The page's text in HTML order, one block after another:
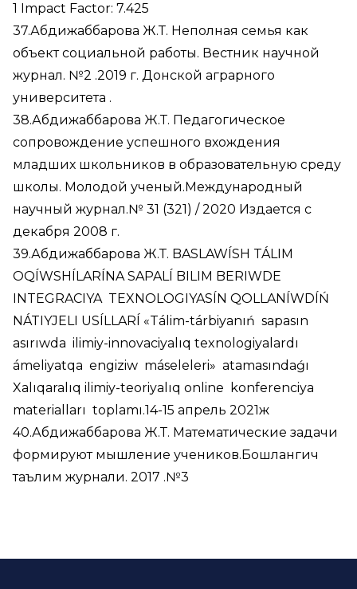
1 Impact Factor: 7.425
37.Абдижаббарова Ж.Т. Неполная семья как
объект социальной работы. Вестник научной
журнал. №2 .2019 г. Донской аграрного
университета .
38.Абдижаббарова Ж.Т. Педагогическое
сопровождение успешного вхождения
младших школьников в образовательную среду
школы. Молодой ученый.Международный
научный журнал.№ 31 (321) / 2020 Издается с
декабря 2008 г.
39.Абдижаббарова Ж.Т. BASLAWÍSH TÁLIM
OQÍWSHÍLARÍNA SAPALÍ BILIM BERIWDE
INTEGRACIYA TEXNOLOGIYASÍN QOLLANÍWDÍŃ
NÁTIYJELI USÍLLARÍ «Tálim-tárbiyanıń sapasın
asırıwda ilimiy-innovaciyalıq texnologiyalardı
ámeliyatqa engiziw máseleleri» atamasındaǵı
Xalıqaralıq ilimiy-teoriyalıq online konferenciya
materialları toplamı.14-15 апрель 2021ж
40.Абдижаббарова Ж.Т. Математические задачи
формируют мышление учеников.Бошлангич
таълим журнали. 2017 .№3